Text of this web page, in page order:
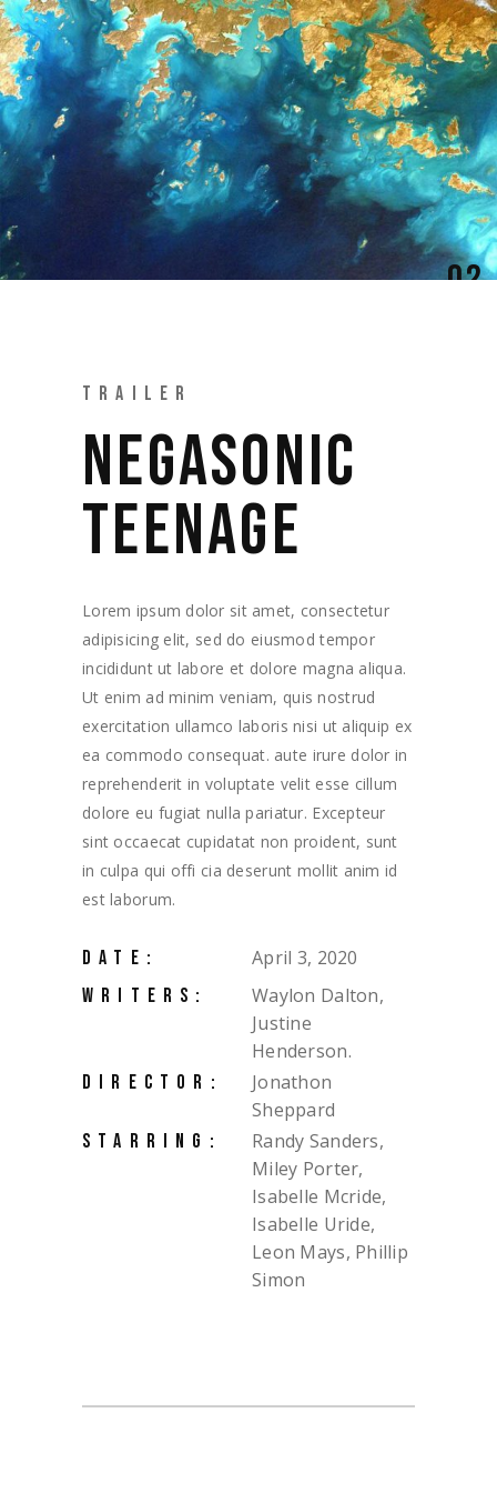
02
TRAILER
NEGASONIC
TEENAGE
Lorem ipsum dolor sit amet, consectetur
adipisicing elit, sed do eiusmod tempor
incididunt ut labore et dolore magna aliqua.
Ut enim ad minim veniam, quis nostrud
exercitation ullamco laboris nisi ut aliquip ex
ea commodo consequat. aute irure dolor in
reprehenderit in voluptate velit esse cillum
dolore eu fugiat nulla pariatur. Excepteur
sint occaecat cupidatat non proident, sunt
in culpa qui offi cia deserunt mollit anim id
est laborum.
DATE: April 3, 2020
WRITERS:
Waylon Dalton,
Justine
Henderson.
DIRECTOR:
Jonathon
Sheppard
STARRING:
Randy Sanders,
Miley Porter,
Isabelle Mcride,
Isabelle Uride,
Leon Mays, Phillip
Simon